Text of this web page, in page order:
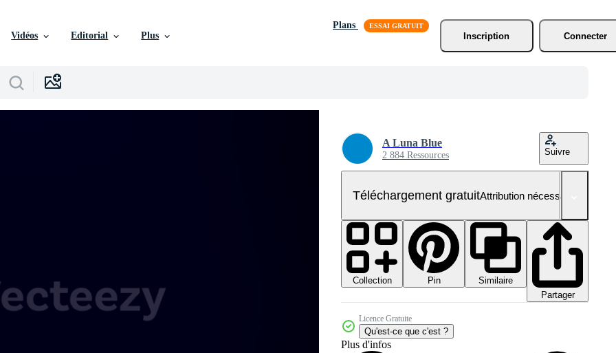
Vidéos Editorial Plus
Plans
Inscription
Connecter
A Luna Blue
2 884 Ressources Suivre
Téléchargement gratuitAttribution nécessaire
Collection Pin
Similaire
Partager
Licence Gratuite
Qu'est-ce que c'est ?
Plus d'infos